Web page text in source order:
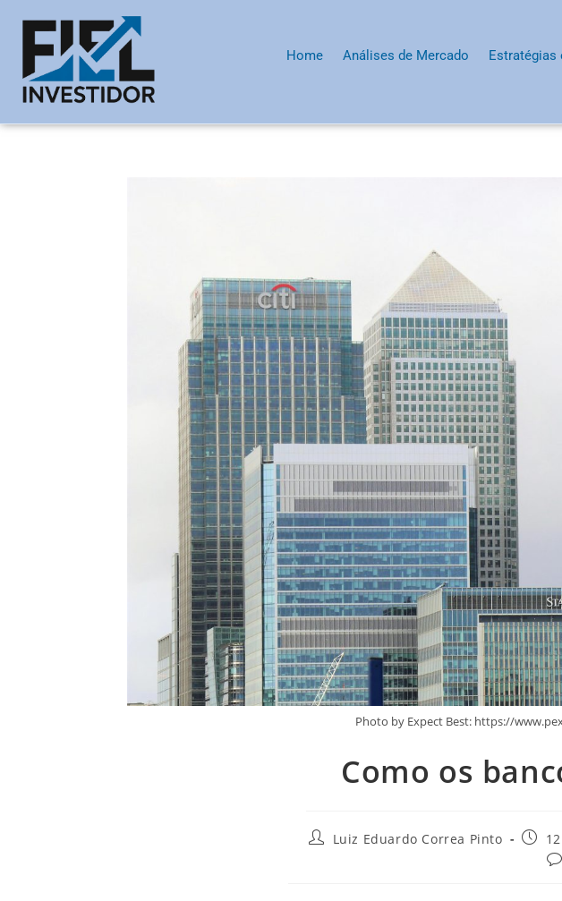
Home Análises de Mercado Estratégias
Photo by Expect Best: https://
Como os
Luiz Eduardo Correa Pinto